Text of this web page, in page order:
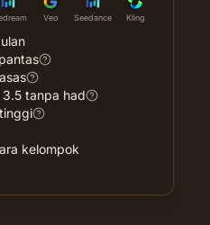
Veo Seedance Kling
3.5 tanpa had
kelompok